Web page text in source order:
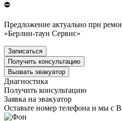
⛔
Предложение актуально при
«Берлин-таун Сервис»
Записаться
Получить консультацию
Вызвать эвакуатор
Диагностика
Получить консультацию
Заявка на эвакуатор
Оставьте номер телефона и мы с